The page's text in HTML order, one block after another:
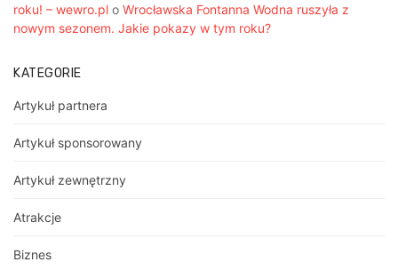
roku! – wewro.pl o Wrocławska Fontanna Wodna ruszyła z
nowym sezonem. Jakie pokazy w tym roku?
KATEGORIE
Artykuł partnera
Artykuł sponsorowany
Artykuł zewnętrzny
Atrakcje
Biznes